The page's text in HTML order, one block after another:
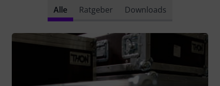
Alle Ratgeber Downloads